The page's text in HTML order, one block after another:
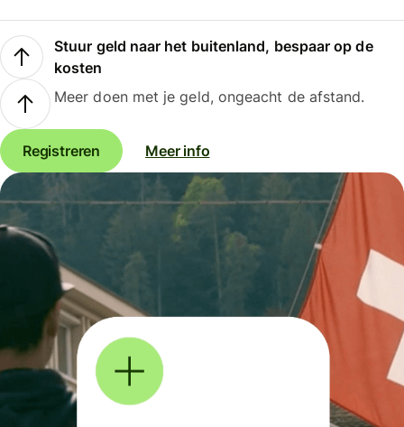
Stuur geld naar het buitenland, bespaar op de
kosten
Meer doen met je geld, ongeacht de afstand.
Registreren Meer info